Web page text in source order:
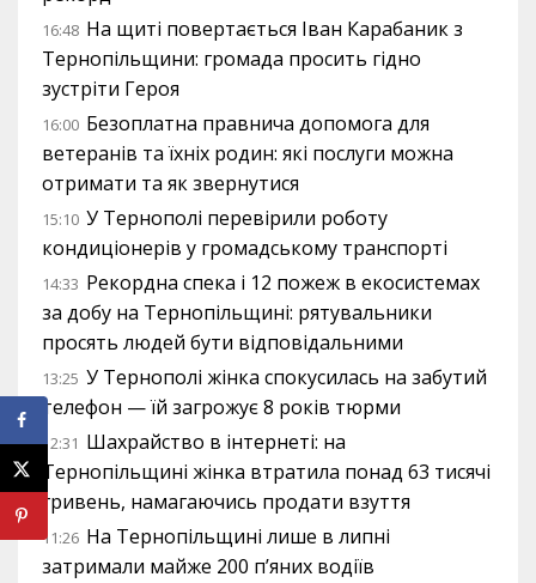
16:48 На щиті повертається Іван Карабаник з
Тернопільщини: громада просить гідно
зустріти Героя
16:00 Безоплатна правнича допомога для
ветеранів та їхніх родин: які послуги можна
отримати та як звернутися
15:10 У Тернополі перевірили роботу
кондиціонерів у громадському транспорті
14:33 Рекордна спека і 12 пожеж в екосистемах
за добу на Тернопільщині: рятувальники
просять людей бути відповідальними
13:25 У Тернополі жінка спокусилась на забутий
телефон — їй загрожує 8 років тюрми
12:31 Шахрайство в інтернеті: на
Тернопільщині жінка втратила понад 63 тисячі
гривень, намагаючись продати взуття
11:26 На Тернопільщині лише в липні
затримали майже 200 п’яних водіїв